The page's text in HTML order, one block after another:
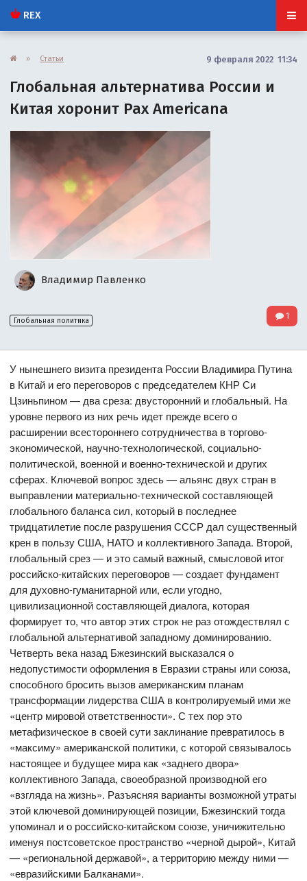
REX
» Статьи 9 февраля 2022 11:34
Глобальная альтернатива России и
Китая хоронит Pax Americana
Владимир Павленко
Глобальная политика 1
У нынешнего визита президента России Владимира Путина
в Китай и его переговоров с председателем КНР Си
Цзиньпином — два среза: двусторонний и глобальный. На
уровне первого из них речь идет прежде всего о
расширении всестороннего сотрудничества в торгово-
экономической, научно-технологической, социально-
политической, военной и военно-технической и других
сферах. Ключевой вопрос здесь — альянс двух стран в
выправлении материально-технической составляющей
глобального баланса сил, который в последнее
тридцатилетие после разрушения СССР дал существенный
крен в пользу США, НАТО и коллективного Запада. Второй,
глобальный срез — и это самый важный, смысловой итог
российско-китайских переговоров — создает фундамент
для духовно-гуманитарной или, если угодно,
цивилизационной составляющей диалога, которая
формирует то, что автор этих строк не раз отождествлял с
глобальной альтернативой западному доминированию.
Четверть века назад Бжезинский высказался о
недопустимости оформления в Евразии страны или союза,
способного бросить вызов американским планам
трансформации лидерства США в контролируемый ими же
«центр мировой ответственности». С тех пор это
метафизическое в своей сути заклинание превратилось в
«максиму» американской политики, с которой связывалось
настоящее и будущее мира как «заднего двора»
коллективного Запада, своеобразной производной его
«взгляда на жизнь». Разъясняя варианты возможной утраты
этой ключевой доминирующей позиции, Бжезинский тогда
упоминал и о российско-китайском союзе, уничижительно
именуя постсоветское пространство «черной дырой», Китай
— «региональной державой», а территорию между ними —
«евразийскими Балканами».